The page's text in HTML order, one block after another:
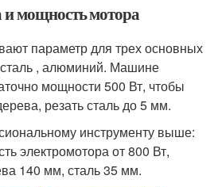
и мощность мотора
параметр для трех основных
, алюминий. Машине
мощности 500 Вт, чтобы
резать сталь до 5 мм.
инструменту выше:
электромотора от 800 Вт,
140 мм, сталь 35 мм.